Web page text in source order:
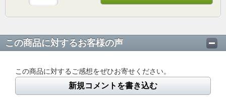
この商品に対するお客様の声
この商品に対するご感想をぜひお寄せください。
新規コメントを書き込む